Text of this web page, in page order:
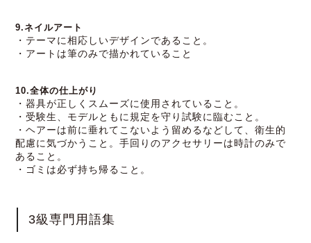
9.ネイルアート
・テーマに相応しいデザインであること。
・アートは筆のみで描かれていること
10.全体の仕上がり
・器具が正しくスムーズに使用されていること。
・受験生、モデルともに規定を守り試験に臨むこと。
・ヘアーは前に垂れてこないよう留めるなどして、衛生的
配慮に気づかうこと。手回りのアクセサリーは時計のみで
あること。
・ゴミは必ず持ち帰ること。
3級専門用語集